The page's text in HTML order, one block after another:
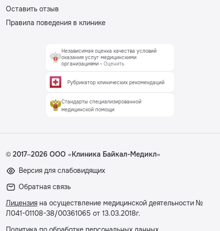
Оставить отзыв
Правила поведения в клинике
Независимая оценка качества условий
оказания услуг медицинскими
организациями • Оценить
Рубрикатор клинических рекомендаций
Стандарты специализированной
медицинской помощи
© 2017–2026 ООО «Клиника Байкал-Медикл»
Версия для слабовидящих
Обратная связь
Лицензия на осуществление медицинской деятельности №
Л041-01108-38/00361065 от 13.03.2018г.